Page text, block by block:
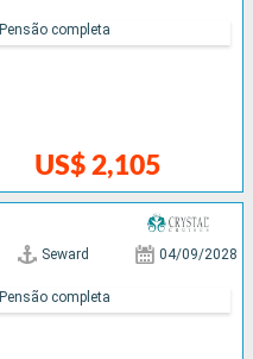
US$ 2,105
Pensão completa
Seward 04/09/2028
Pensão completa